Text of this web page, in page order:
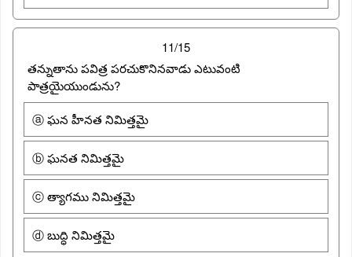
11/15
తన్నుతాను పవిత్ర పరచుకొనినవాడు ఎటువంటి
పాత్రయైయుండును?
ⓐ ఘన హీనత నిమిత్తమై
ⓑ ఘనత నిమిత్తమై
ⓒ త్యాగము నిమిత్తమై
ⓓ బుద్ధి నిమిత్తమై